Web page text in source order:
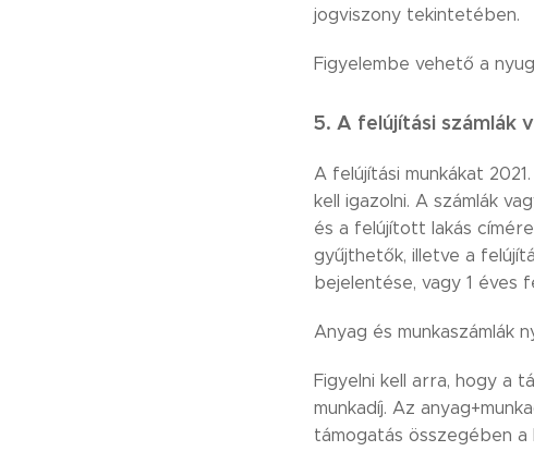
jogviszony tekintetében.
Figyelembe vehető a
5. A felújítási számlák
A felújítási munkákat
kell igazolni. A számlák
és a felújított lakás
gyűjthetők, illetve a
bejelentése, vagy 1 éves
Anyag és munkaszámlák
Figyelni kell arra, hogy a
munkadíj. Az
támogatás összegében